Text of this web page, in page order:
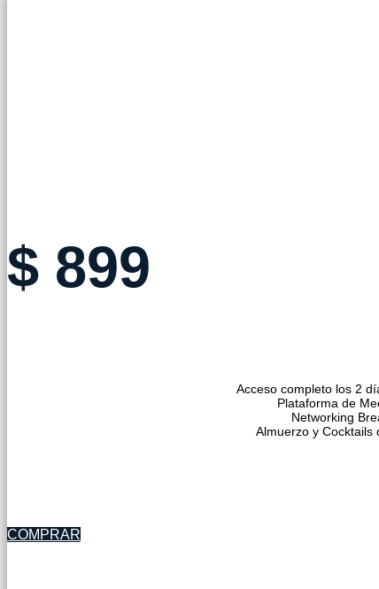
$ 899
Acceso completo los 2
Plataforma de
Networking
Almuerzo y Cocktails
COMPRAR